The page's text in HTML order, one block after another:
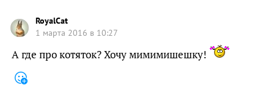
RoyalCat
1 марта 2016 в 10:27
А где про котяток? Хочу мимимишешку!